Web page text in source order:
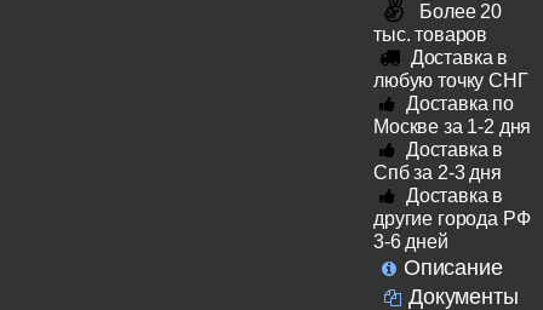
Более 20
тыс. товаров
Доставка в
любую точку СНГ
Доставка по
Москве за 1-2 дня
Доставка в
Спб за 2-3 дня
Доставка в
другие города РФ
3-6 дней
Описание
Документы